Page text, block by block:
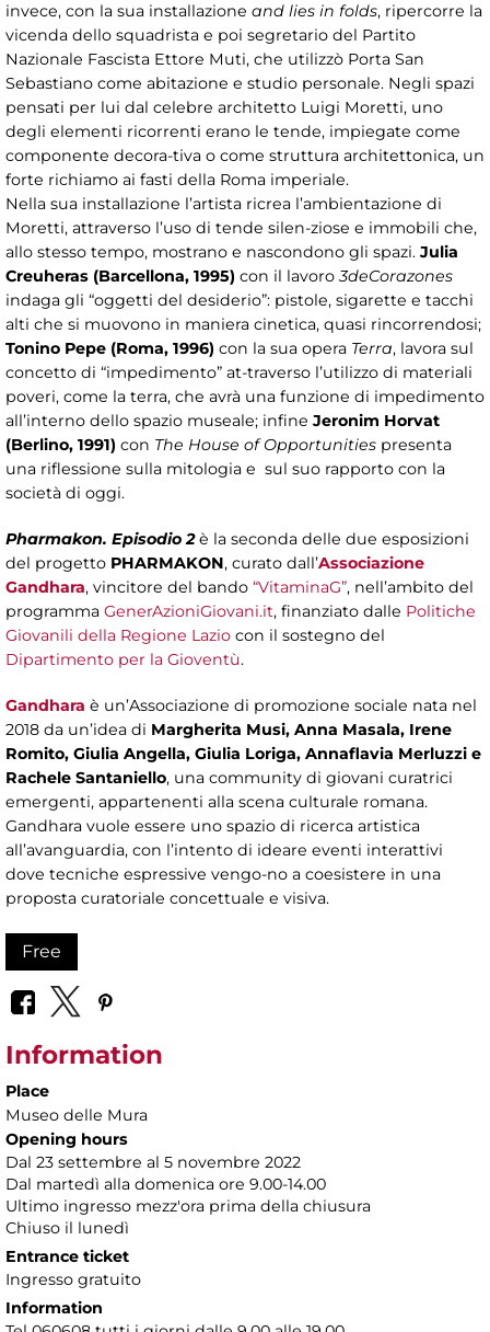
invece, con la sua installazione and lies in folds, ripercorre la
vicenda dello squadrista e poi segretario del Partito
Nazionale Fascista Ettore Muti, che utilizzò Porta San
Sebastiano come abitazione e studio personale. Negli spazi
pensati per lui dal celebre architetto Luigi Moretti, uno
degli elementi ricorrenti erano le tende, impiegate come
componente decora-tiva o come struttura architettonica, un
forte richiamo ai fasti della Roma imperiale.
Nella sua installazione l’artista ricrea l’ambientazione di
Moretti, attraverso l’uso di tende silen-ziose e immobili che,
allo stesso tempo, mostrano e nascondono gli spazi. Julia
Creuheras (Barcellona, 1995) con il lavoro3deCorazones
indaga gli “oggetti del desiderio”: pistole, sigarette e tacchi
alti che si muovono in maniera cinetica, quasi rincorrendosi;
Tonino Pepe (Roma, 1996) con la sua opera Terra, lavora sul
concetto di “impedimento” at-traverso l’utilizzo di materiali
poveri, come la terra, che avrà una funzione di impedimento
all’interno dello spazio museale; infine Jeronim Horvat
(Berlino, 1991) con The House of Opportunities presenta
una riflessione sulla mitologia e sul suo rapporto con la
società di oggi.
Pharmakon. Episodio 2è la seconda delle due esposizioni
del progetto PHARMAKON, curato dall’Associazione
Gandhara, vincitore del bando “VitaminaG”, nell’ambito del
programma GenerAzioniGiovani.it, finanziato dalle Politiche
Giovanili della Regione Lazio con il sostegno del
Dipartimento per la Gioventù.
Gandhara è un’Associazione di promozione sociale nata nel
2018 da un’idea di Margherita Musi, Anna Masala, Irene
Romito, Giulia Angella, Giulia Loriga, Annaflavia Merluzzi e
Rachele Santaniello, una community di giovani curatrici
emergenti, appartenenti alla scena culturale romana.
Gandhara vuole essere uno spazio di ricerca artistica
all’avanguardia, con l’intento di ideare eventi interattivi
dove tecniche espressive vengo-no a coesistere in una
proposta curatoriale concettuale e visiva.
Free
Information
Place
Museo delle Mura
Opening hours
Dal 23 settembre al 5 novembre 2022
Dal martedì alla domenica ore 9.00-14.00
Ultimo ingresso mezz'ora prima della chiusura
Chiuso il lunedì
Entrance ticket
Ingresso gratuito
Information